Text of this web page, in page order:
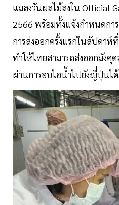
แมลงวันผลไม้ลงใน Official
2566 พร้อมทั้งแจ้งกำหนดกา
การส่งออกครั้งแรกในสัปดาห์
ทำให้ไทยสามารถส่งออกมังคุ
ผ่านการอบไอน้ำไปยังญี่ปุ่นไ